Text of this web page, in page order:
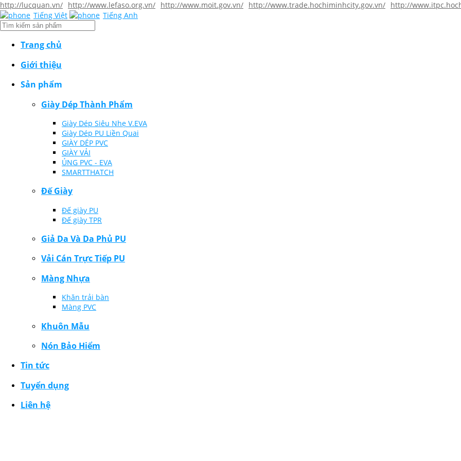
http://lucquan.vn/ http://www.lefaso.org.vn/ http://www.moit.gov.vn/ http://www.trade.hochiminhcity.gov.vn/ http://
Tiếng Việt
Tiếng Anh
Trang chủ
Giới thiệu
Sản phẩm
Giày Dép Thành Phẩm
Giày Dép Siêu Nhẹ V.EVA
Giày Dép PU Liền Quai
GIÀY DÉP PVC
GIÀY VẢI
ỦNG PVC - EVA
SMARTTHATCH
Đế Giày
Đế giày PU
Đế giày TPR
Giả Da Và Da Phủ PU
Vải Cán Trực Tiếp PU
Màng Nhựa
Khăn trải bàn
Màng PVC
Khuôn Mẫu
Nón Bảo Hiểm
Tin tức
Tuyển dụng
Liên hệ